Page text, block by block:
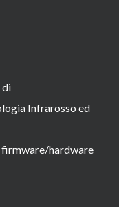
di
Infrarosso ed
firmware/hardware